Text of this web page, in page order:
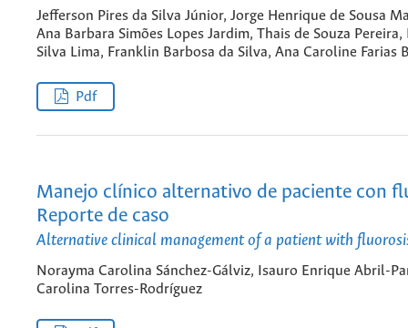
Jefferson Pires da Silva Júnior, Jorge Henrique de Sousa
Ana Barbara Simões Lopes Jardim, Thais de Souza
Silva Lima, Franklin Barbosa da Silva, Ana Caroline Farias
Pdf
Manejo clínico alternativo de paciente con
Reporte de caso
Alternative clinical management of a patient with
Norayma Carolina Sánchez-Gálviz, Isauro Enrique Abril-
Carolina Torres-Rodríguez